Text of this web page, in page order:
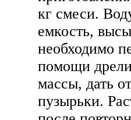
кг смеси.
емкость,
необходимо
помощи
массы, дать
пузырьки.